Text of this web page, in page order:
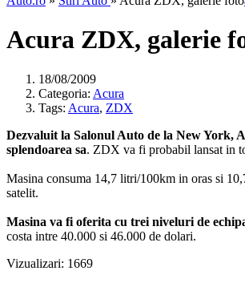
Acura ZDX, galerie
18/08/2009
Categoria: Acura
Tags: Acura, ZDX
Dezvaluit la Salonul Auto de la New York,
splendoarea sa. ZDX va fi probabil lansat in
Masina consuma 14,7 litri/100km in oras si
satelit.
Masina va fi oferita cu trei niveluri de
costa intre 40.000 si 46.000 de dolari.
Vizualizari: 1669